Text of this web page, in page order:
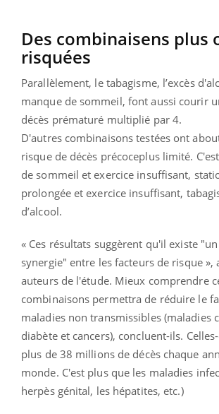
Des combinaisens plus
risquées
Parallèlement, le tabagisme, l’excès
manque de sommeil, font aussi courir
décès prématuré multiplié par 4.
D'autres combinaisons testées ont
risque de décès précoceplus limité.
de sommeil et exercice insuffisant,
prolongée et exercice insuffisant,
d’alcool.
« Ces résultats suggèrent qu'il existe
synergie" entre les facteurs de risque »,
auteurs de l'étude. Mieux comprendre
combinaisons permettra de réduire le
maladies non transmissibles (maladies
diabète et cancers), concluent-ils.
plus de 38 millions de décès chaque
monde. C'est plus que les maladies
herpès génital, les hépatites, etc.)